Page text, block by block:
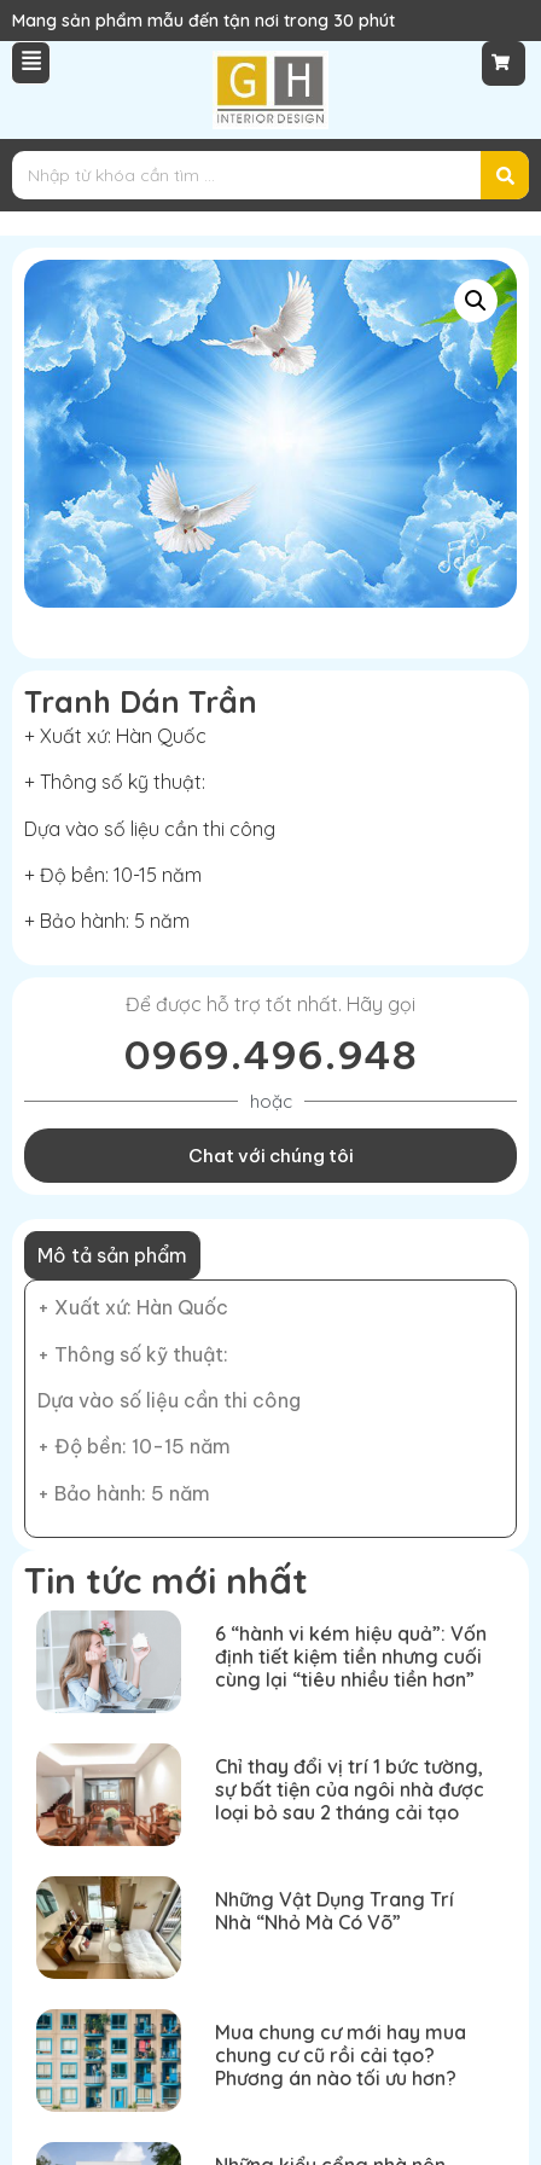
Mang sản phẩm mẫu đến tận nơi trong 30 phút
Tranh Dán Trần
+ Xuất xứ: Hàn Quốc
+ Thông số kỹ thuật:
Dựa vào số liệu cần thi công
+ Độ bền: 10-15 năm
+ Bảo hành: 5 năm
Để được hỗ trợ tốt nhất. Hãy gọi
0969.496.948
hoặc
Chat với chúng tôi
Mô tả sản phẩm
+ Xuất xứ: Hàn Quốc
+ Thông số kỹ thuật:
Dựa vào số liệu cần thi công
+ Độ bền: 10-15 năm
+ Bảo hành: 5 năm
Tin tức mới nhất
6 “hành vi kém hiệu quả”: Vốn
định tiết kiệm tiền nhưng cuối
cùng lại “tiêu nhiều tiền hơn”
Chỉ thay đổi vị trí 1 bức tường,
sự bất tiện của ngôi nhà được
loại bỏ sau 2 tháng cải tạo
Những Vật Dụng Trang Trí
Nhà “Nhỏ Mà Có Võ”
Mua chung cư mới hay mua
chung cư cũ rồi cải tạo?
Phương án nào tối ưu hơn?